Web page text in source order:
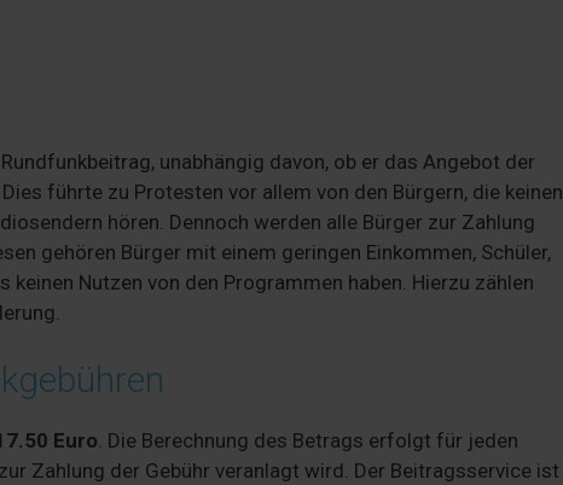
unabhängig davon, ob er das Angebot der
führte zu Protesten vor allem von den Bürgern, die keinen
hören. Dennoch werden alle Bürger zur Zahlung
gehören Bürger mit einem geringen Einkommen, Schüler,
Nutzen von den Programmen haben. Hierzu zählen
Euro. Die Berechnung des Betrags erfolgt für jeden
Zahlung der Gebühr veranlagt wird. Der Beitragsservice ist